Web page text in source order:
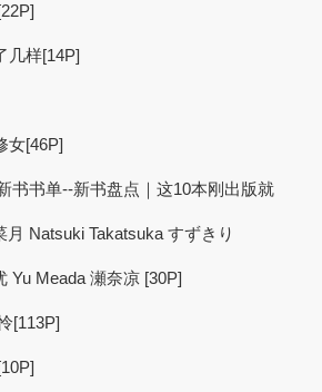
几样[14P]
女[46P]
书书单--新书盘点｜这10本刚出版就
月 Natsuki Takatsuka すずきり
Yu Meada 瀬奈凉 [30P]
[113P]